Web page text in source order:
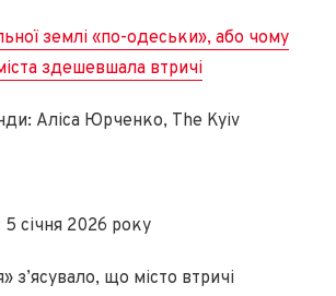
землі «по-одеськи», або чому
здешевшала втричі
Аліса Юрченко, The Kyiv
5 січня 2026 року
з’ясувало, що місто втричі